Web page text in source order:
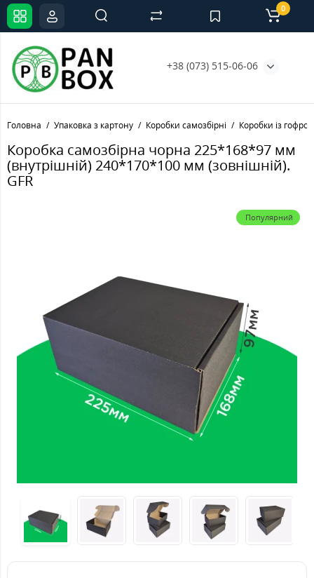
+38 (073) 515-06-06
0
Головна Упаковка з картону Коробки самозбірні Коробки із
Коробка самозбірна чорна 225*168*97 мм
(внутрішній) 240*170*100 мм (зовнішній).
GFR
Популярний